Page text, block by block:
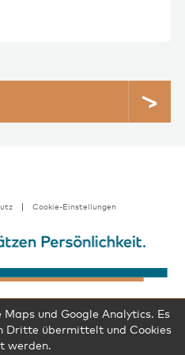
und Google Analytics. Es
Dritte übermittelt und Cookies
werden.
Cookie-Einstellungen